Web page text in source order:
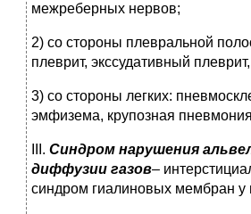
межреберных нервов;
2) со стороны плевральной
плеврит, экссудативный
3) со стороны легких:
эмфизема, крупозная
III. Синдром нарушения
диффузии газов–
синдром гиалиновых мембран